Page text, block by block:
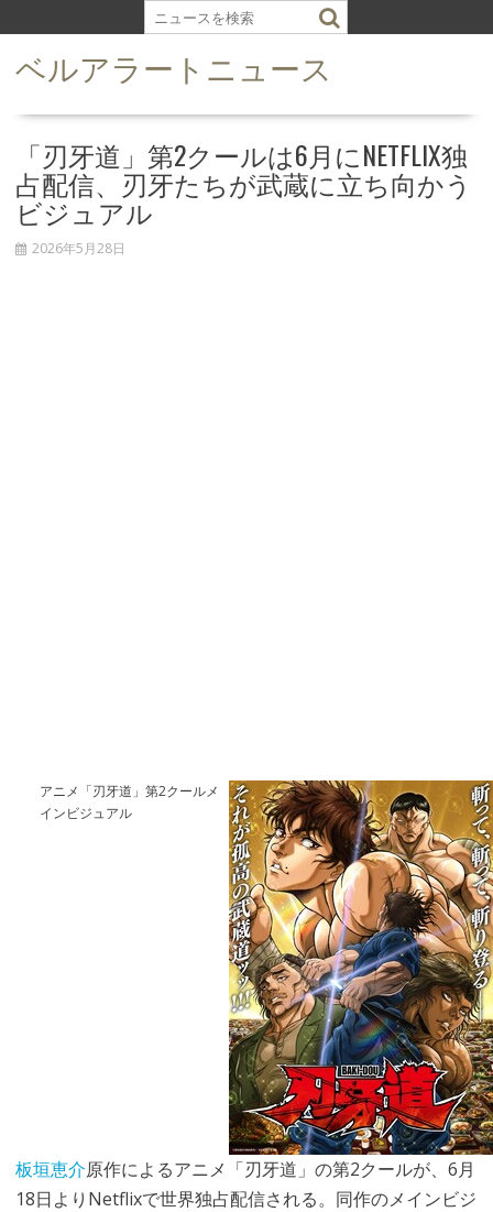
k
ベルアラートニュース
「刃牙道」第2クールは6月にNETFLIX独
占配信、刃牙たちが武蔵に立ち向かう
ビジュアル
2026年5月28日
アニメ「刃牙道」第2クールメ
インビジュアル
板垣恵介原作によるアニメ「刃牙道」の第2クールが、6月
18日よりNetflixで世界独占配信される。同作のメインビジ